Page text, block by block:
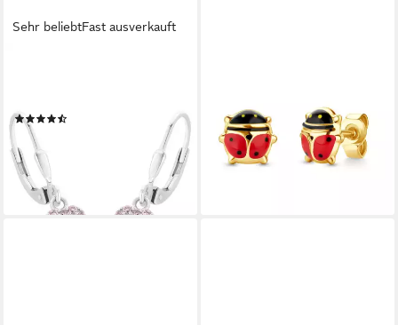
Sehr beliebtFast ausverkauft
29,99 €
lieferbar - in 2-3 Werktagen bei dir
Gelbgold - Marienkäfer 7 x
6,5 mm, - Made in Italy
129,00 €